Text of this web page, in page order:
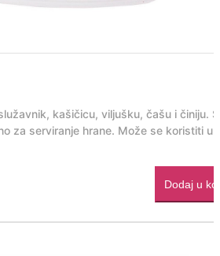
kašičicu, viljušku, čašu i činiju.
za serviranje hrane. Može se koristiti u
Dodaj u